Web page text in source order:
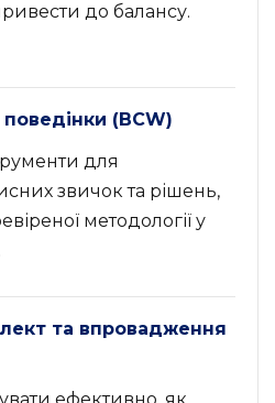
до балансу.
(BCW)
для
звичок та рішень,
методології у
та впровадження